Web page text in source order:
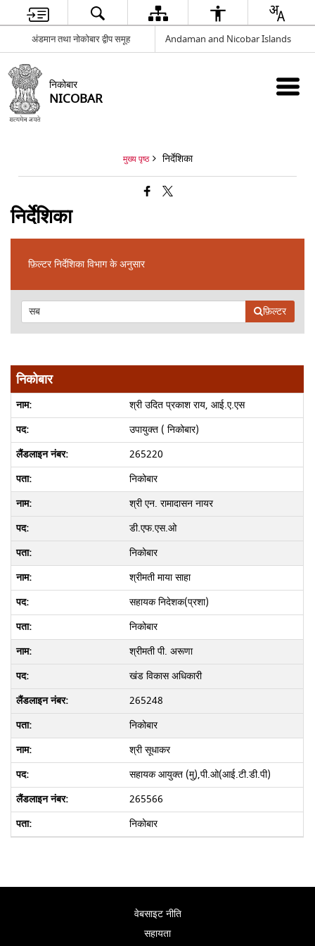
अंडमान तथा नोकोबार द्वीप समूह Andaman and Nicobar Islands
निकोबार
NICOBAR
मुख्य पृष्ठ निर्देशिका
निर्देशिका
फ़िल्टर निर्देशिका विभाग के अनुसार
फ़िल्टर
निकोबार
श्री उदित प्रकाश राय, आई.ए.एस
उपायुक्त ( निकोबार)
265220
निकोबार
श्री एन. रामादासन नायर
डी.एफ.एस.ओ
निकोबार
श्रीमती माया साहा
सहायक निदेशक(प्रशा)
निकोबार
श्रीमती पी. अरूणा
खंड विकास अधिकारी
265248
निकोबार
श्री सूधाकर
सहायक आयुक्त (मु),पी.ओ(आई.टी.डी.पी)
265566
निकोबार
वेबसाइट नीति
सहायता